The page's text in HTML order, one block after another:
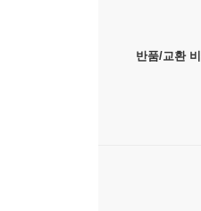
반품/교환